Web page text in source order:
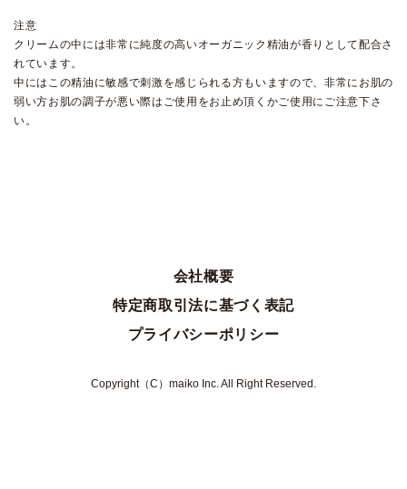
注意
クリームの中には非常に純度の高いオーガニック精油が香りとして配合さ
れています。
中にはこの精油に敏感で刺激を感じられる方もいますので、非常にお肌の
弱い方お肌の調子が悪い際はご使用をお止め頂くかご使用にご注意下さ
い。
会社概要
特定商取引法に基づく表記
プライバシーポリシー
Copyright（C）maiko Inc. All Right Reserved.